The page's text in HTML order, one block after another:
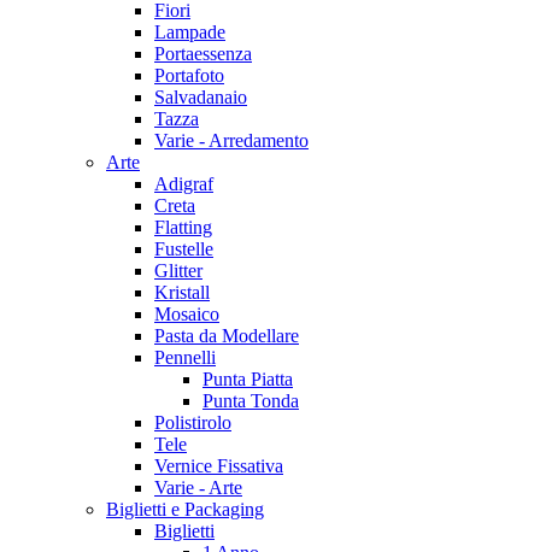
Fiori
Lampade
Portaessenza
Portafoto
Salvadanaio
Tazza
Varie - Arredamento
Arte
Adigraf
Creta
Flatting
Fustelle
Glitter
Kristall
Mosaico
Pasta da Modellare
Pennelli
Punta Piatta
Punta Tonda
Polistirolo
Tele
Vernice Fissativa
Varie - Arte
Biglietti e Packaging
Biglietti